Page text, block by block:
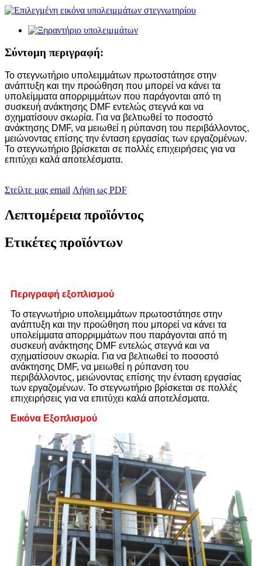
Σύντομη περιγραφή:
Το στεγνωτήριο υπολειμμάτων πρωτοστάτησε στην
ανάπτυξη και την προώθηση που μπορεί να κάνει τα
υπολείμματα απορριμμάτων που παράγονται από τη
συσκευή ανάκτησης DMF εντελώς στεγνά και να
σχηματίσουν σκωρία. Για να βελτιωθεί το ποσοστό
ανάκτησης DMF, να μειωθεί η ρύπανση του περιβάλλοντος,
μειώνοντας επίσης την ένταση εργασίας των εργαζομένων.
Το στεγνωτήριο βρίσκεται σε πολλές επιχειρήσεις για να
επιτύχει καλά αποτελέσματα.
Στείλτε μας email Λήψη ως PDF
Λεπτομέρεια προϊόντος
Ετικέτες προϊόντων
Περιγραφή εξοπλισμού
Το στεγνωτήριο υπολειμμάτων πρωτοστάτησε στην
ανάπτυξη και την προώθηση που μπορεί να κάνει τα
υπολείμματα απορριμμάτων που παράγονται από τη
συσκευή ανάκτησης DMF εντελώς στεγνά και να
σχηματίσουν σκωρία. Για να βελτιωθεί το ποσοστό
ανάκτησης DMF, να μειωθεί η ρύπανση του
περιβάλλοντος, μειώνοντας επίσης την ένταση εργασίας
των εργαζομένων. Το στεγνωτήριο βρίσκεται σε πολλές
επιχειρήσεις για να επιτύχει καλά αποτελέσματα.
Εικόνα Εξοπλισμού